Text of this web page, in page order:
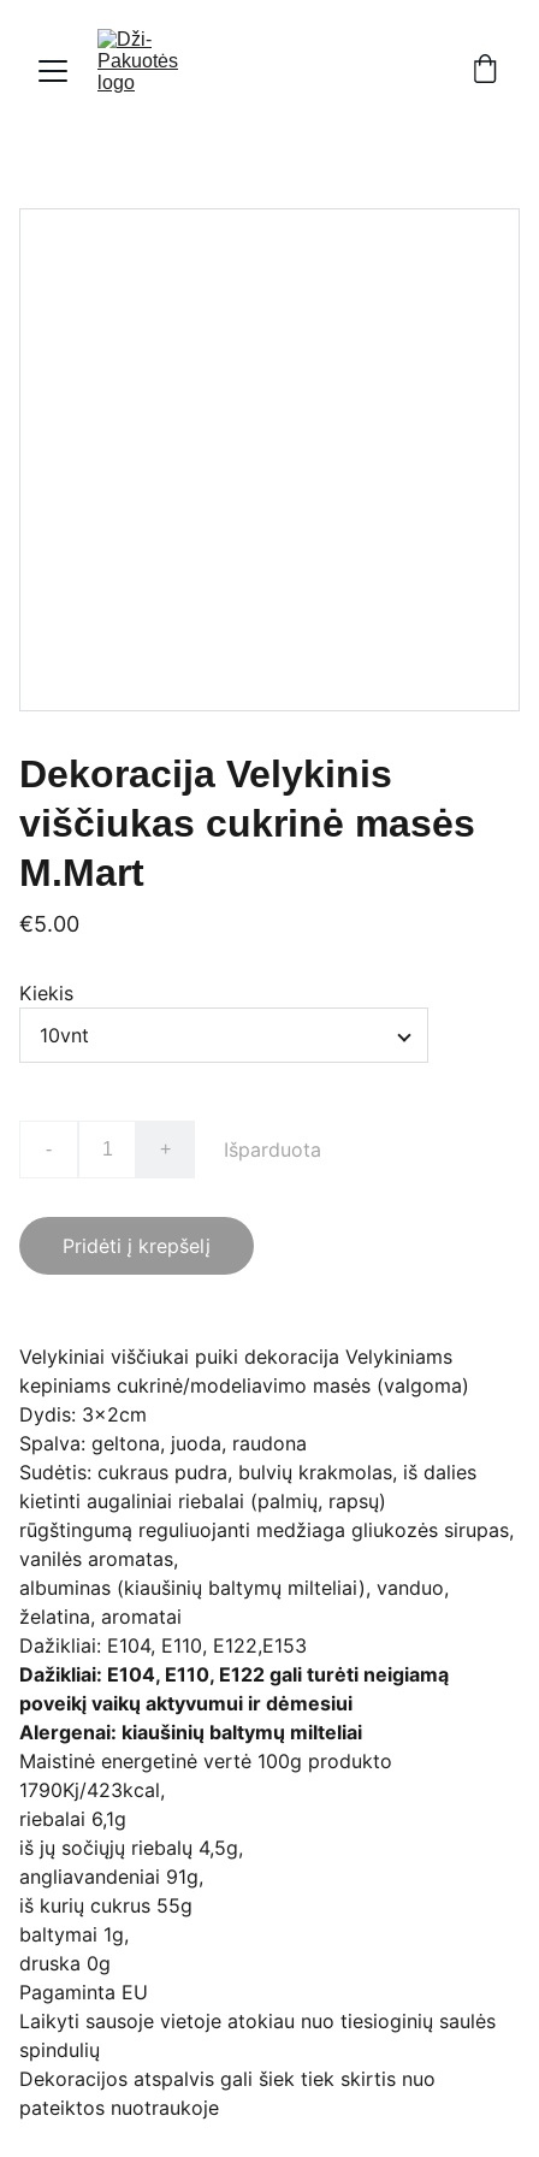
Dekoracija Velykinis
viščiukas cukrinė masės
M.Mart
€5.00
Kiekis
- + Išparduota
Pridėti į krepšelį
Velykiniai viščiukai puiki dekoracija Velykiniams
kepiniams cukrinė/modeliavimo masės (valgoma)
Dydis: 3x2cm
Spalva: geltona, juoda, raudona
Sudėtis: cukraus pudra, bulvių krakmolas, iš dalies
kietinti augaliniai riebalai (palmių, rapsų)
rūgštingumą reguliuojanti medžiaga gliukozės sirupas,
vanilės aromatas,
albuminas (kiaušinių baltymų milteliai), vanduo,
želatina, aromatai
Dažikliai: E104, E110, E122,E153
Dažikliai: E104, E110, E122 gali turėti neigiamą
poveikį vaikų aktyvumui ir dėmesiui
Alergenai: kiaušinių baltymų milteliai
Maistinė energetinė vertė 100g produkto
1790Kj/423kcal,
riebalai 6,1g
iš jų sočiųjų riebalų 4,5g,
angliavandeniai 91g,
iš kurių cukrus 55g
baltymai 1g,
druska 0g
Pagaminta EU
Laikyti sausoje vietoje atokiau nuo tiesioginių saulės
spindulių
Dekoracijos atspalvis gali šiek tiek skirtis nuo
pateiktos nuotraukoje